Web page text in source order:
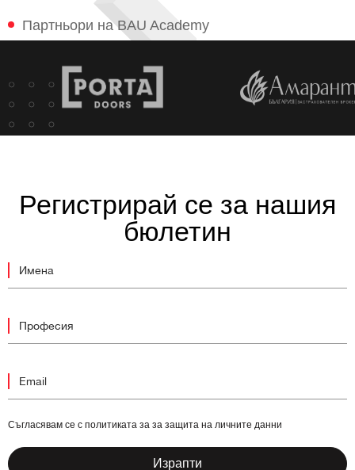
Партньори на BAU Academy
Регистрирай се за нашия
бюлетин
Съгласявам се с политиката за за защита на личните данни